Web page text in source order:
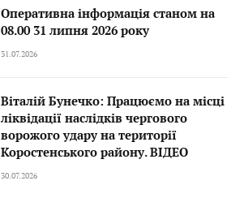
Оперативна інформація станом на
08.00 31 липня 2026 року
31.07.2026
Віталій Бунечко: Працюємо на місці
ліквідації наслідків чергового
ворожого удару на території
Коростенського району. ВІДЕО
30.07.2026